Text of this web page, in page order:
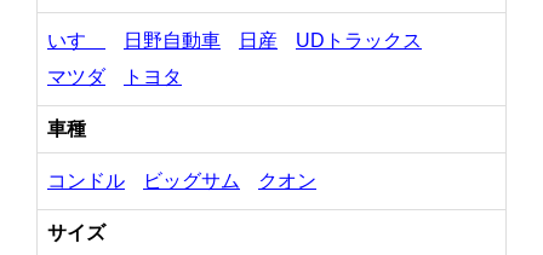
いすゞ 日野自動車 日産
UDトラックス
マツダ
トヨタ
車種
コンドル ビッグサム クオン
サイズ